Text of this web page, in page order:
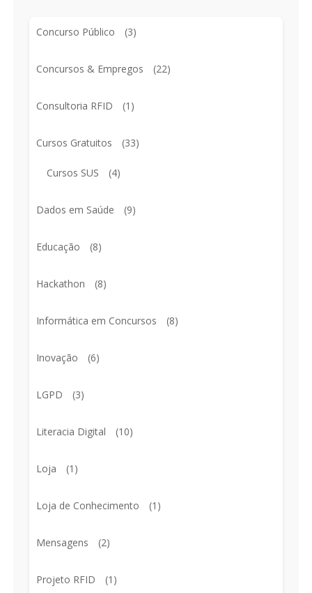
Concurso Público (3)
Concursos & Empregos (22)
Consultoria RFID (1)
Cursos Gratuitos (33)
Cursos SUS (4)
Dados em Saúde (9)
Educação (8)
Hackathon (8)
Informática em Concursos (8)
Inovação (6)
LGPD (3)
Literacia Digital (10)
Loja (1)
Loja de Conhecimento (1)
Mensagens (2)
Projeto RFID (1)